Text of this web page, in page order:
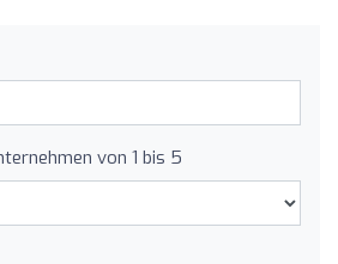
von 1 bis 5